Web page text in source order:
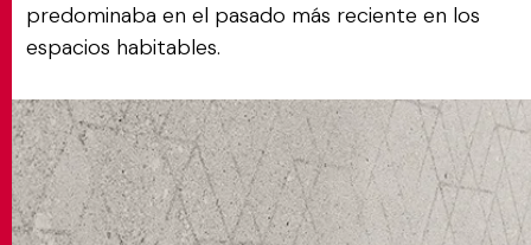
predominaba en el pasado más reciente en los
espacios habitables.